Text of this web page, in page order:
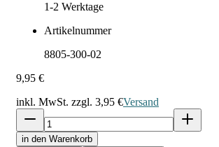
1-2 Werktage
Artikelnummer
8805-300-02
9,95 €
inkl. MwSt. zzgl. 3,95 €Versand
in den Warenkorb